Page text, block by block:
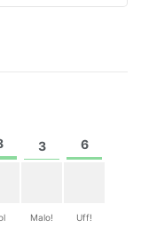
3
Malo!
6
Uff!